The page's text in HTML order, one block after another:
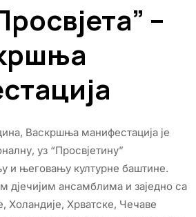
–
Васкршња манифестација је
уз “Просвјетину”
и његовању културне баштине.
дјечијим ансамблима и заједно са
Холандије, Хрватске, Чечаве